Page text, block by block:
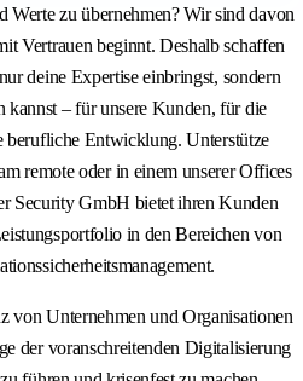
Werte zu übernehmen? Wir sind davon
Vertrauen beginnt. Deshalb schaffen
deine Expertise einbringst, sondern
kannst – für unsere Kunden, für die
berufliche Entwicklung. Unterstütze
remote oder in einem unserer Offices
Security GmbH bietet ihren Kunden
in den Bereichen von
von Unternehmen und Organisationen
der voranschreitenden Digitalisierung